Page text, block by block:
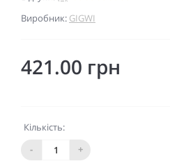
Виробник: GIGWI
421.00 грн
Кількість:
-
+